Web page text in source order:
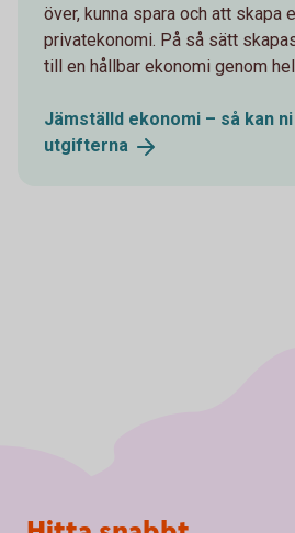
över, kunna spara och att skapa
privatekonomi. På så sätt
till en hållbar ekonomi genom
Jämställd ekonomi – så kan
utgifterna